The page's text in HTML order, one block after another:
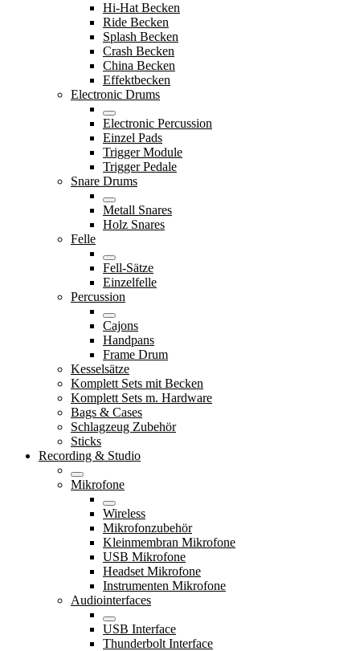
Hi-Hat Becken
Ride Becken
Splash Becken
Crash Becken
China Becken
Effektbecken
Electronic Drums
Electronic Percussion
Einzel Pads
Trigger Module
Trigger Pedale
Snare Drums
Metall Snares
Holz Snares
Felle
Fell-Sätze
Einzelfelle
Percussion
Cajons
Handpans
Frame Drum
Kesselsätze
Komplett Sets mit Becken
Komplett Sets m. Hardware
Bags & Cases
Schlagzeug Zubehör
Sticks
Recording & Studio
Mikrofone
Wireless
Mikrofonzubehör
Kleinmembran Mikrofone
USB Mikrofone
Headset Mikrofone
Instrumenten Mikrofone
Audiointerfaces
USB Interface
Thunderbolt Interface